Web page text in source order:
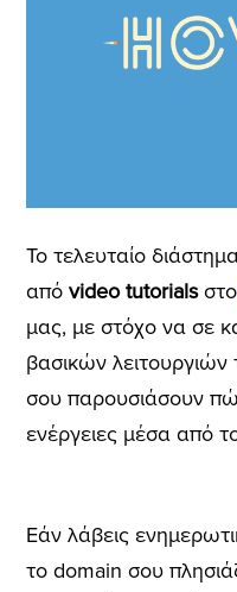
Το τελευταίο
από video tutorialsστο
μας, με στόχο να σε
βασικών
σου παρουσιάσουν
ενέργειες μέσα από
Εάν λάβεις
το domain σου